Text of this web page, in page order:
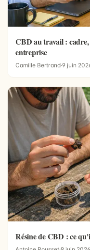
CBD au travail : cadre,
entreprise
Camille Bertrand·9 juin
Résine de CBD : ce